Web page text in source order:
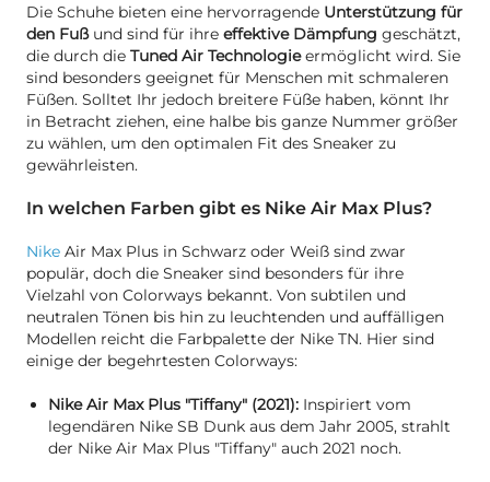
Die Schuhe bieten eine hervorragende Unterstützung für
den Fuß und sind für ihre effektive Dämpfung geschätzt,
die durch die Tuned Air Technologieermöglicht wird. Sie
sind besonders geeignet für Menschen mit schmaleren
Füßen. Solltet Ihr jedoch breitere Füße haben, könnt Ihr
in Betracht ziehen, eine halbe bis ganze Nummer größer
zu wählen, um den optimalen Fit des Sneaker zu
gewährleisten.
In welchen Farben gibt es Nike Air Max Plus?
Nike Air Max Plus in Schwarz oder Weiß sind zwar
populär, doch die Sneaker sind besonders für ihre
Vielzahl von Colorways bekannt. Von subtilen und
neutralen Tönen bis hin zu leuchtenden und auffälligen
Modellen reicht die Farbpalette der Nike TN. Hier sind
einige der begehrtesten Colorways:
Nike Air Max Plus "Tiffany" (2021): Inspiriert vom
legendären Nike SB Dunk aus dem Jahr 2005, strahlt
der Nike Air Max Plus "Tiffany" auch 2021 noch.